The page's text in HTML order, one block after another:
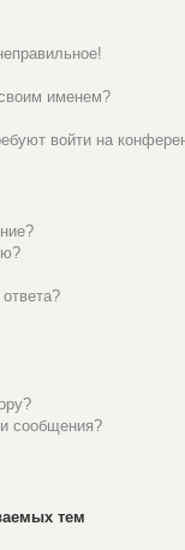
именем?
войти на
сообщения?
тем